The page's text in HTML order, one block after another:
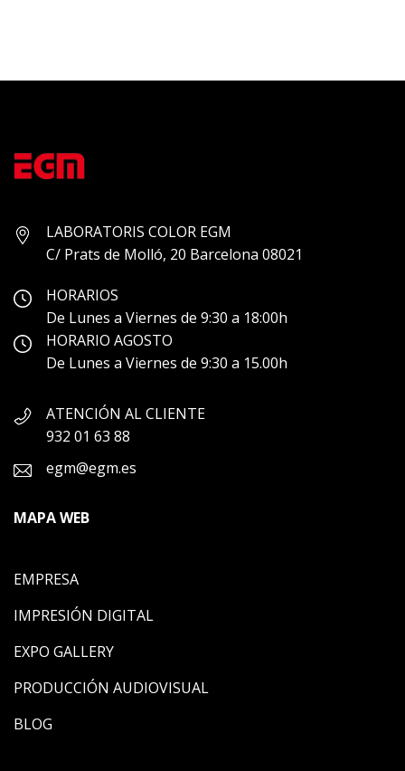
LABORATORIS COLOR EGM
C/ Prats de Molló, 20 Barcelona 08021
HORARIOS
De Lunes a Viernes de 9:30 a 18:00h
HORARIO AGOSTO
De Lunes a Viernes de 9:30 a 15.00h
ATENCIÓN AL CLIENTE
932 01 63 88
egm@egm.es
MAPA WEB
EMPRESA
IMPRESIÓN DIGITAL
EXPO GALLERY
PRODUCCIÓN AUDIOVISUAL
BLOG